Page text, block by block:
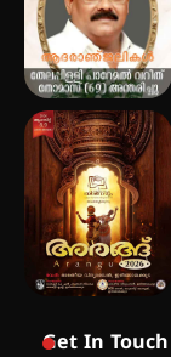
Get In Touch